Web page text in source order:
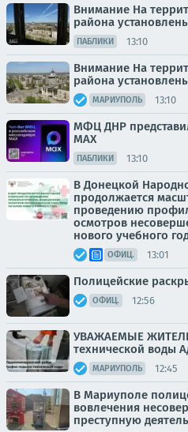
Внимание На
района
ПАБЛИКИ 13:10
Внимание На
района
МАРИУПОЛЬ 13:10
МФЦ ДНР
MAX
ПАБЛИКИ 13:10
В Донецкой
продолжается
проведению
осмотров
нового учебного
ОФИЦ. 13:01
Полицейские
ОФИЦ. 12:56
УВАЖАЕМЫЕ
технической воды
МАРИУПОЛЬ 12:45
В Мариуполе
вовлечения
преступную